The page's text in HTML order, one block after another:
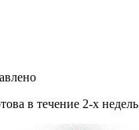
в течение 2-х недель